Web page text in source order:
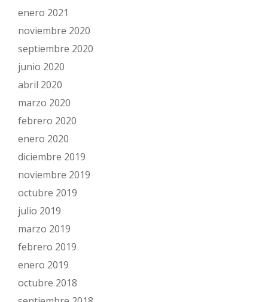
enero 2021
noviembre 2020
septiembre 2020
junio 2020
abril 2020
marzo 2020
febrero 2020
enero 2020
diciembre 2019
noviembre 2019
octubre 2019
julio 2019
marzo 2019
febrero 2019
enero 2019
octubre 2018